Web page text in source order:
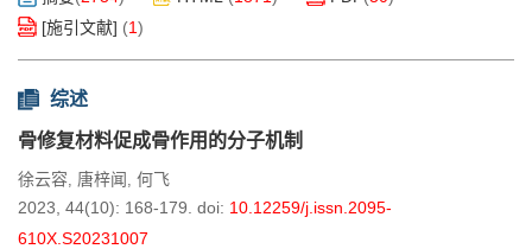
[施引文献] (1)
综述
骨修复材料促成骨作用的分子机制
徐云容, 唐梓闻 , 何飞
2023, 44(10): 168-179. doi: 10.12259/j.issn.2095-
610X.S20231007